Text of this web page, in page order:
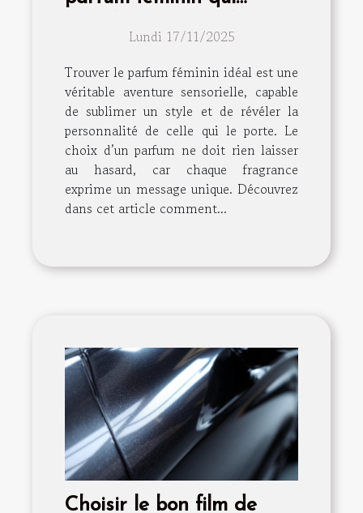
Lundi 17/11/2025
Trouver le parfum féminin idéal est une
véritable aventure sensorielle, capable
de sublimer un style et de révéler la
personnalité de celle qui le porte. Le
choix d’un parfum ne doit rien laisser
au hasard, car chaque fragrance
exprime un message unique. Découvrez
dans cet article comment...
Choisir le bon film de